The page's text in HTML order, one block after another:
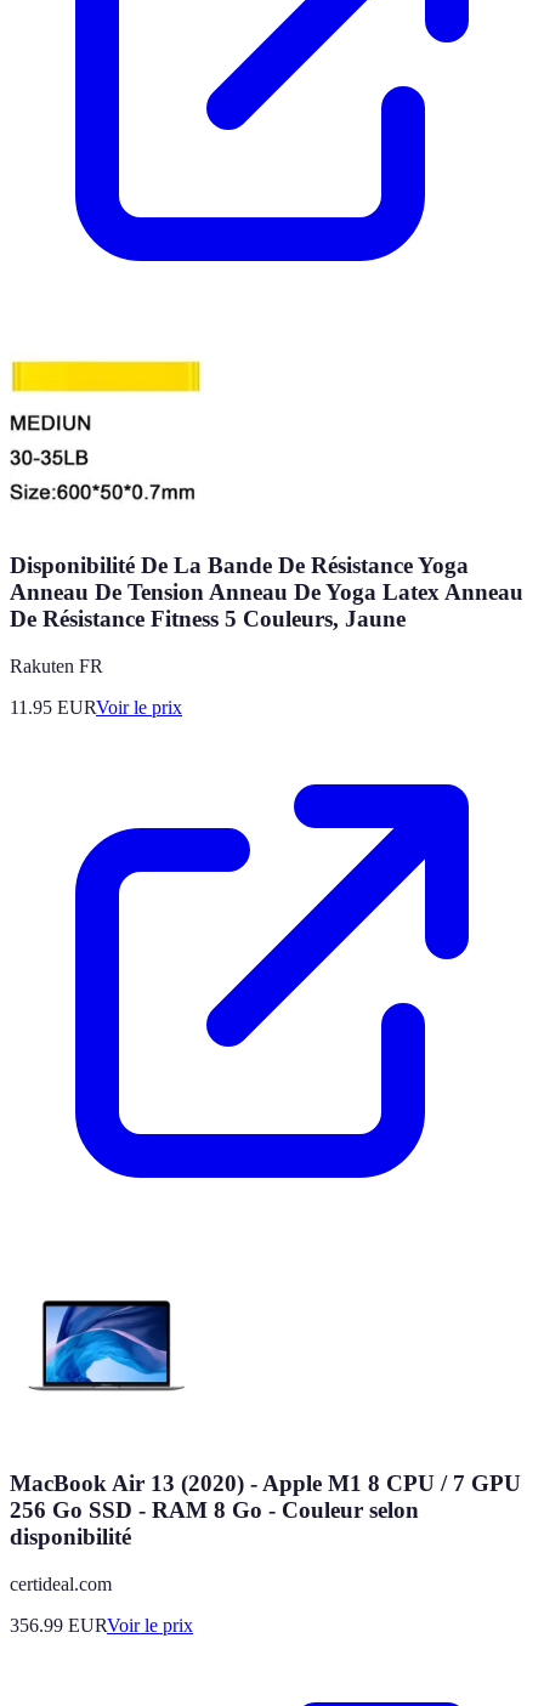
Disponibilité De La Bande De Résistance Yoga
Anneau De Tension Anneau De Yoga Latex Anneau
De Résistance Fitness 5 Couleurs, Jaune
Rakuten FR
11.95 EURVoir le prix
MacBook Air 13 (2020) - Apple M1 8 CPU / 7 GPU
256 Go SSD - RAM 8 Go - Couleur selon
disponibilité
certideal.com
356.99 EURVoir le prix